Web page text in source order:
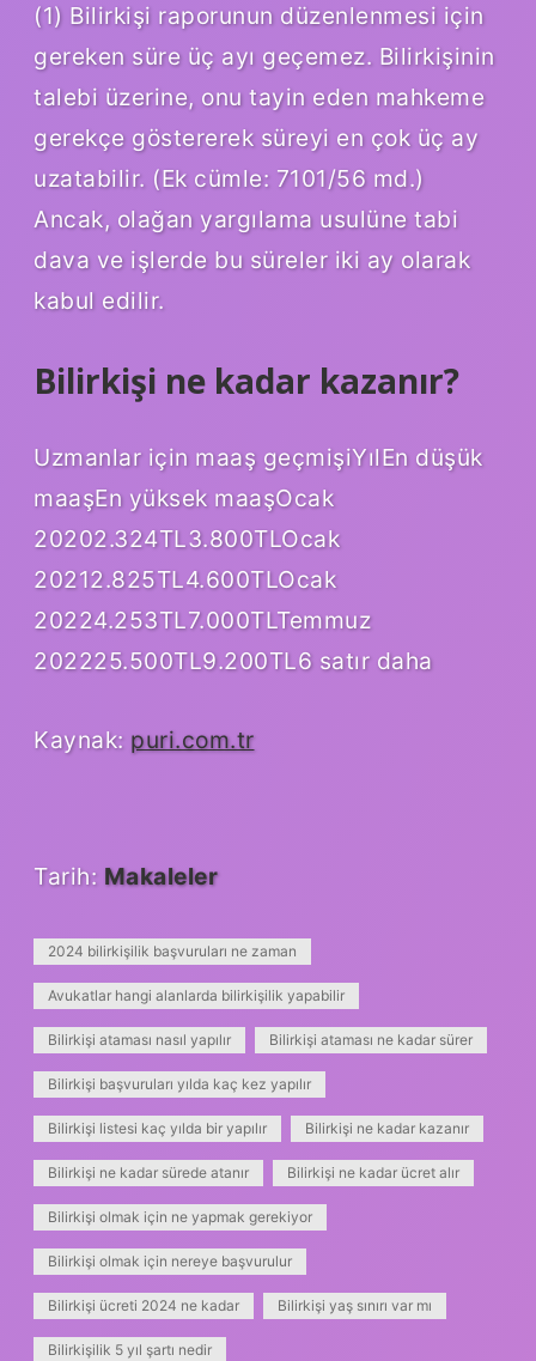
(1) Bilirkişi raporunun düzenlenmesi için
gereken süre üç ayı geçemez. Bilirkişinin
talebi üzerine, onu tayin eden mahkeme
gerekçe göstererek süreyi en çok üç ay
uzatabilir. (Ek cümle: 7101/56 md.)
Ancak, olağan yargılama usulüne tabi
dava ve işlerde bu süreler iki ay olarak
kabul edilir.
Bilirkişi ne kadar kazanır?
Uzmanlar için maaş geçmişiYılEn düşük
maaşEn yüksek maaşOcak
20202.324TL3.800TLOcak
20212.825TL4.600TLOcak
20224.253TL7.000TLTemmuz
202225.500TL9.200TL6 satır daha
Kaynak: puri.com.tr
Tarih: Makaleler
2024 bilirkişilik başvuruları ne zaman
Avukatlar hangi alanlarda bilirkişilik yapabilir
Bilirkişi ataması nasıl yapılır Bilirkişi ataması ne kadar sürer
Bilirkişi başvuruları yılda kaç kez yapılır
Bilirkişi listesi kaç yılda bir yapılır Bilirkişi ne kadar kazanır
Bilirkişi ne kadar sürede atanır Bilirkişi ne kadar ücret alır
Bilirkişi olmak için ne yapmak gerekiyor
Bilirkişi olmak için nereye başvurulur
Bilirkişi ücreti 2024 ne kadar Bilirkişi yaş sınırı var mı
Bilirkişilik 5 yıl şartı nedir